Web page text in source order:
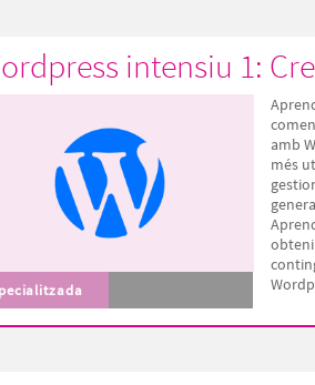
intensiu 1:
amb
més